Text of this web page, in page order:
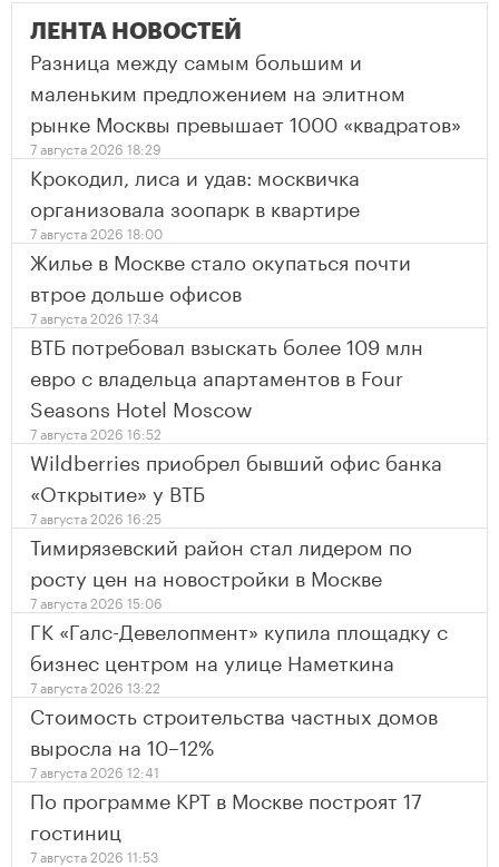
ЛЕНТА НОВОСТЕЙ
Разница между самым большим и
маленьким предложением на элитном
рынке Москвы превышает 1000 «квадратов»
7 августа 2026 18:29
Крокодил, лиса и удав: москвичка
организовала зоопарк в квартире
7 августа 2026 18:00
Жилье в Москве стало окупаться почти
втрое дольше офисов
7 августа 2026 17:34
ВТБ потребовал взыскать более 109 млн
евро с владельца апартаментов в Four
Seasons Hotel Moscow
7 августа 2026 16:52
Wildberries приобрел бывший офис банка
«Открытие» у ВТБ
7 августа 2026 16:25
Тимирязевский район стал лидером по
росту цен на новостройки в Москве
7 августа 2026 15:06
ГК «Галс-Девелопмент» купила площадку с
бизнес центром на улице Наметкина
7 августа 2026 13:22
Стоимость строительства частных домов
выросла на 10–12%
7 августа 2026 12:41
По программе КРТ в Москве построят 17
гостиниц
7 августа 2026 11:53